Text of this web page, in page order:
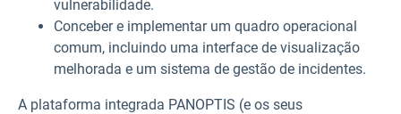
vulnerabilidade.
Conceber e implementar um quadro operacional
comum, incluindo uma interface de visualização
melhorada e um sistema de gestão de incidentes.
A plataforma integrada PANOPTIS (e os seus